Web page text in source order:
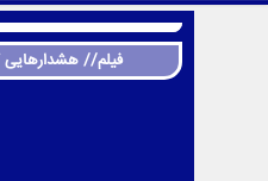
فیلم// هشدارهایی